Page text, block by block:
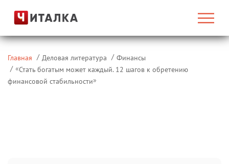
Главная Деловая литература
Финансы
«Стать богатым может каждый. 12 шагов к обретению
финансовой стабильности»